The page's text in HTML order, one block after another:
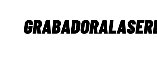
contenido